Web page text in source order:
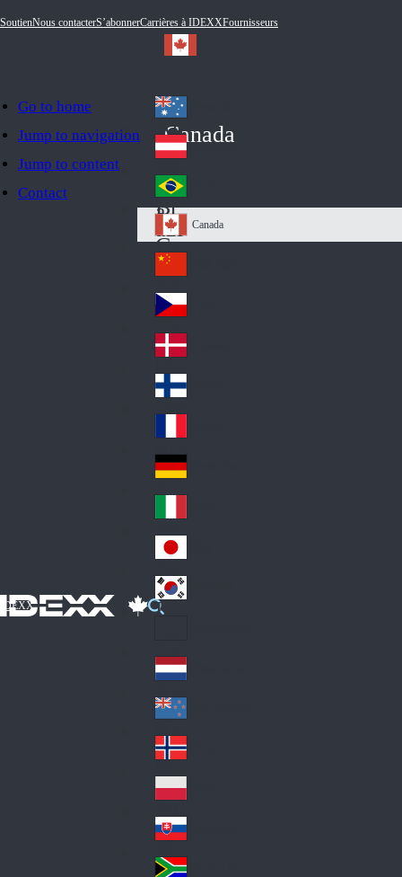
Go to home
Jump to navigation
Jump to content
Contact
SoutienNous contacterS’abonnerCarrières à IDEXXFournisseurs
IDEXX
Canada
Au
str
ali
a
Au
stri
a
Br
azi
l
Ca
na
da
Canada
Ch
ina
Cz
ec
h
De
nm
ark
Fin
d
Fra
nc
e
Ge
an
y
Ital
y
Jap
an
Ko
Lat
in
A
me
ric
a
Ne
the
rla
nd
s
Ne
w
Ze
ala
nd
No
rw
ay
Pol
an
d
Slo